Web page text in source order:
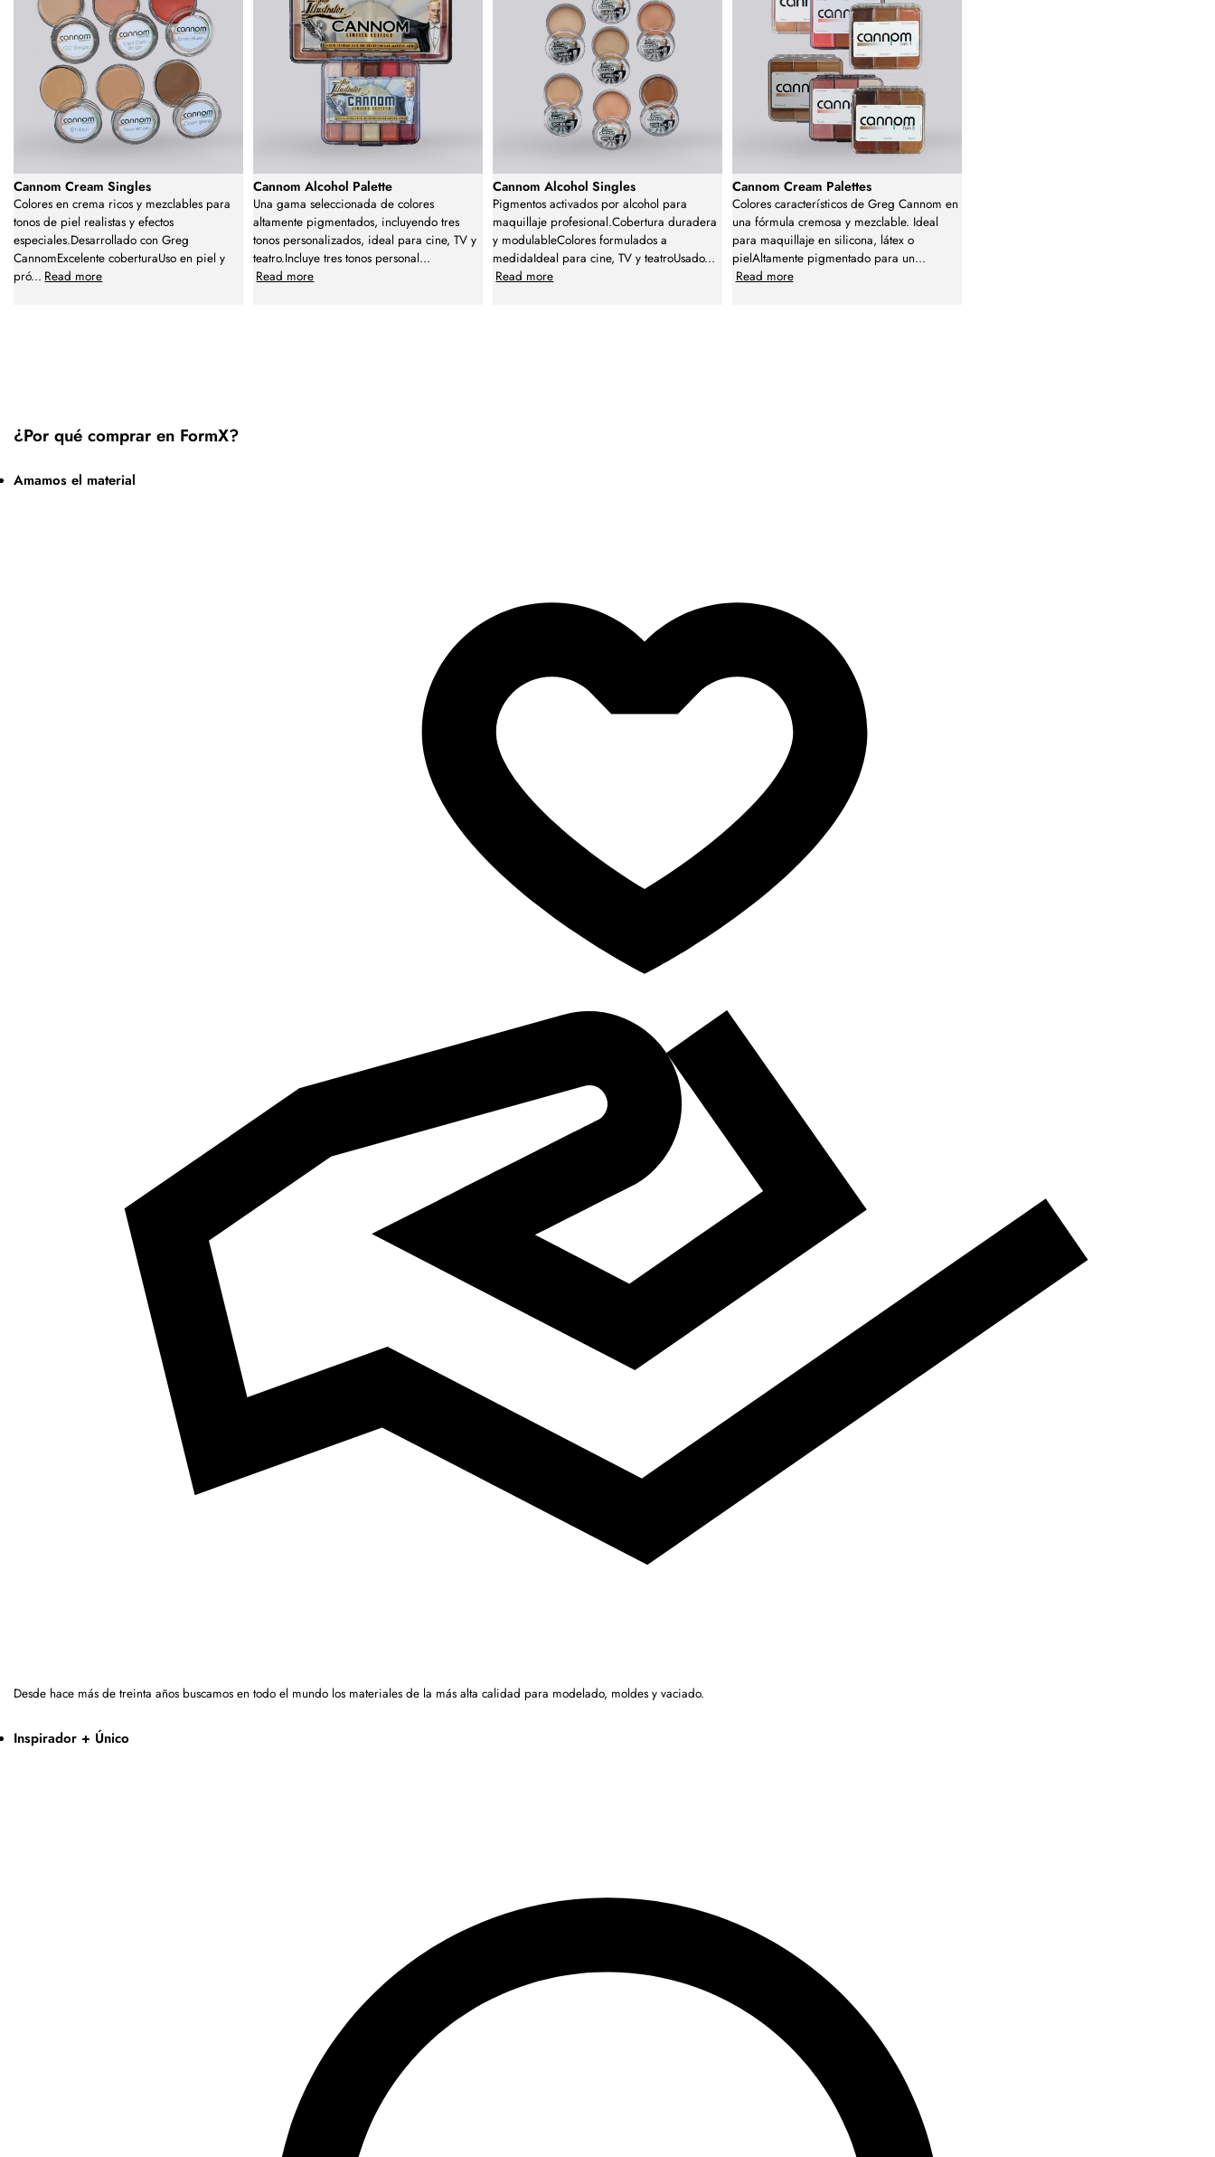
Cannom Cream Singles
Colores en crema ricos y mezclables para
tonos de piel realistas y efectos
especiales.Desarrollado con Greg
CannomExcelente coberturaUso en piel y
pró... Read more
Cannom Alcohol Palette
Una gama seleccionada de colores
altamente pigmentados, incluyendo tres
tonos personalizados, ideal para cine, TV y
teatro.Incluye tres tonos personal...
Read more
Cannom Alcohol Singles
Pigmentos activados por alcohol para
maquillaje profesional.Cobertura duradera
y modulableColores formulados a
medidaIdeal para cine, TV y teatroUsado...
Read more
Cannom Cream Palettes
Colores característicos de Greg Cannom en
una fórmula cremosa y mezclable. Ideal
para maquillaje en silicona, látex o
pielAltamente pigmentado para un...
Read more
¿Por qué comprar en FormX?
Amamos el material
Desde hace más de treinta años buscamos en todo el mundo los materiales de la más alta calidad para modelado, moldes y vaciado.
Inspirador + Único